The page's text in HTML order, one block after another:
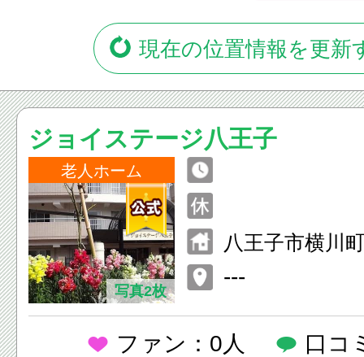
現在の位置情報を更新
ジョイステージ八王子
老人ホーム
写真2枚
八王子市横川
---
ファン：0人 口コ